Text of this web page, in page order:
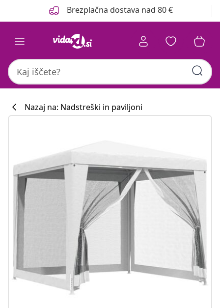
Brezplačna dostava nad 80 €
Nazaj na: Nadstreški in paviljoni